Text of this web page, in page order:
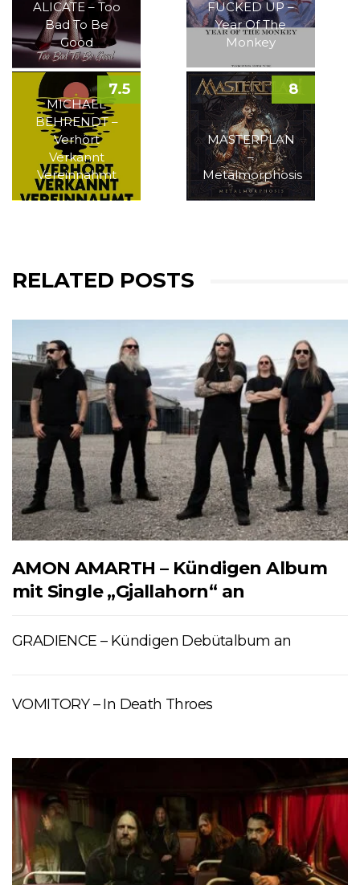
ALICATE – Too
Bad To Be
Good
FUCKED UP –
Year Of The
Monkey
MICHAEL
BEHRENDT –
Verhört
Verkannt
Vereinnahmt
7.5
MASTERPLAN
–
Metalmorphosis
8
RELATED POSTS
AMON AMARTH – Kündigen Album
mit Single „Gjallahorn“ an
GRADIENCE – Kündigen Debütalbum an
VOMITORY – In Death Throes